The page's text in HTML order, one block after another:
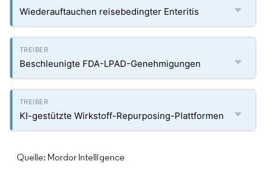
Wiederauftauchen reisebedingter Enteritis
Beschleunigte FDA-LPAD-Genehmigungen
KI-gestützte Wirkstoff-Repurposing-Plattformen
Quelle: Mordor Intelligence